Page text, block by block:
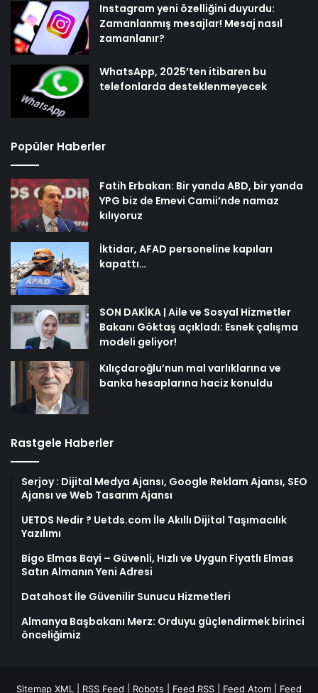
Instagram yeni özelliğini duyurdu:
Zamanlanmış mesajlar! Mesaj nasıl
zamanlanır?
WhatsApp, 2025’ten itibaren bu
telefonlarda desteklenmeyecek
Popüler Haberler
Fatih Erbakan: Bir yanda ABD, bir yanda
YPG biz de Emevi Camii’nde namaz
kılıyoruz
İktidar, AFAD personeline kapıları
kapattı…
SON DAKİKA | Aile ve Sosyal Hizmetler
Bakanı Göktaş açıkladı: Esnek çalışma
modeli geliyor!
Kılıçdaroğlu’nun mal varlıklarına ve
banka hesaplarına haciz konuldu
Rastgele Haberler
Serjoy : Dijital Medya Ajansı, Google Reklam Ajansı, SEO
Ajansı ve Web Tasarım Ajansı
UETDS Nedir ? Uetds.com İle Akıllı Dijital Taşımacılık
Yazılımı
Bigo Elmas Bayi – Güvenli, Hızlı ve Uygun Fiyatlı Elmas
Satın Almanın Yeni Adresi
Datahost İle Güvenilir Sunucu Hizmetleri
Almanya Başbakanı Merz: Orduyu güçlendirmek birinci
önceliğimiz
Sitemap XML RSS Feed Robots Feed RSS Feed Atom Feed